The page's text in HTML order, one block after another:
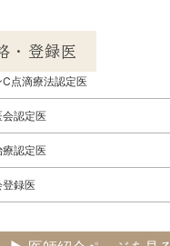
・登録医
点滴療法認定医
会認定医
認定医
登録医